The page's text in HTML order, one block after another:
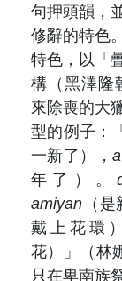
句押頭韻，
修辭的特色
特色，以「
構（黑澤隆
來除喪的大
型的例子：「
一新了），
年了）。
amiyan （
戴上花環
花）」（林
只在卑南族